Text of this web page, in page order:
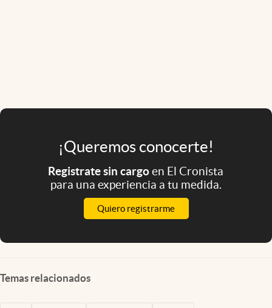
¡Queremos conocerte!
Registrate sin cargoen El Cronista
para una experiencia a tu medida.
Quiero registrarme
Temas relacionados